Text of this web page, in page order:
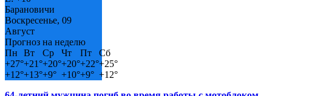
Барановичи
Воскресенье, 09
Август
Прогноз на неделю
Пн
Вт Ср Чт Пт
Сб
+27°+21°+20°+20°+22°+25°
+12°+13°+9° +10°+9° +12°